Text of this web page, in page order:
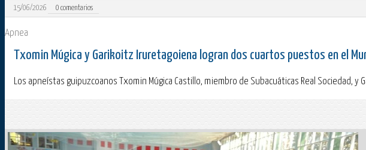
15/06/2026 0 comentarios
Apnea
Txomin Múgica y Garikoitz Iruretagoiena logran dos cuartos puestos en el
Los apneístas guipuzcoanos Txomin Múgica Castillo, miembro de Subacuáticas Real Sociedad, y